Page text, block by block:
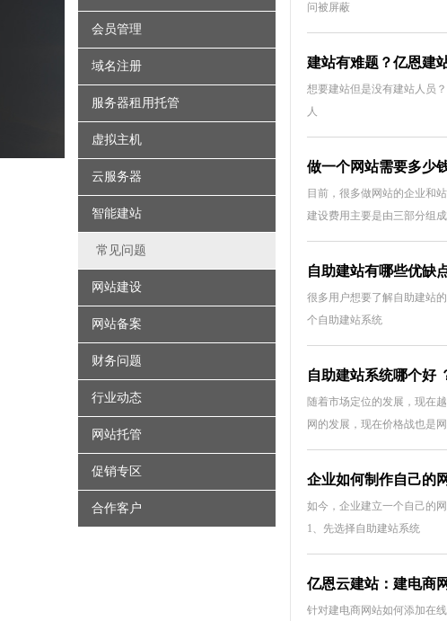
会员管理
域名注册
服务器租用托管
虚拟主机
云服务器
智能建站
常见问题
网站建设
网站备案
财务问题
行业动态
网站托管
促销专区
合作客户
问被屏蔽
建站有难题？亿恩建
想要建站但是没有建站人员
人
做一个网站需要多少
目前，很多做网站的企业和
建设费用主要是由三部分组
自助建站有哪些优缺
很多用户想要了解自助建站
个自助建站系统
自助建站系统哪个好
随着市场定位的发展，现在
网的发展，现在价格战也是
企业如何制作自己的
如今，企业建立一个自己的
1、先选择自助建站系统
亿恩云建站：建电商
针对建电商网站如何添加在